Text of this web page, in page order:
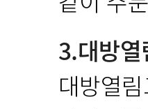
3.대방
대방열